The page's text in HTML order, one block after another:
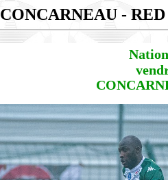
CONCARNEAU -